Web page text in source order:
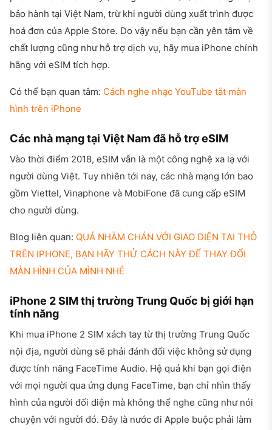
bảo hành tại Việt Nam, trừ khi người dùng xuất trình được
hoá đơn của Apple Store. Do vậy nếu bạn cần yên tâm về
chất lượng cũng như hỗ trợ dịch vụ, hãy mua iPhone chính
hãng với eSIM tích hợp.
Có thể bạn quan tâm: Cách nghe nhạc YouTube tắt màn
hình trên iPhone
Các nhà mạng tại Việt Nam đã hỗ trợ eSIM
Vào thời điểm 2018, eSIM vẫn là một công nghệ xa lạ với
người dùng Việt. Tuy nhiên tới nay, các nhà mạng lớn bao
gồm Viettel, Vinaphone và MobiFone đã cung cấp eSIM
cho người dùng.
Blog liên quan: QUÁ NHÀM CHÁN VỚI GIAO DIỆN TAI THỎ
TRÊN IPHONE, BẠN HÃY THỬ CÁCH NÀY ĐỂ THAY ĐỔI
MÀN HÌNH CỦA MÌNH NHÉ
iPhone 2 SIM thị trường Trung Quốc bị giới hạn
tính năng
Khi mua iPhone 2 SIM xách tay từ thị trường Trung Quốc
nội địa, người dùng sẽ phải đánh đổi việc không sử dụng
được tính năng FaceTime Audio. Hệ quả khi bạn gọi điện
với mọi người qua ứng dụng FaceTime, bạn chỉ nhìn thấy
hình của người đối diện mà không thể nghe cũng như nói
chuyện với người đó. Đây là nước đi Apple buộc phải làm